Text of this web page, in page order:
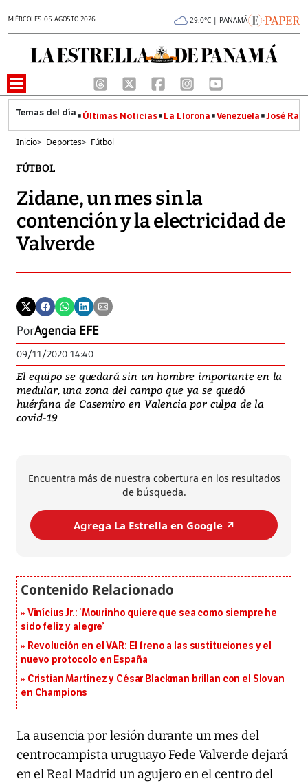
MIÉRCOLES 05 AGOSTO 2026 29.0°C | PANAMÁ
Últimas Noticias La Llorona Venezuela José
Inicio> Deportes> Fútbol
FÚTBOL
Zidane, un mes sin la
contención y la electricidad de
Valverde
PorAgencia EFE
09/11/2020 14:40
El equipo se quedará sin un hombre importante en la
medular, una zona del campo que ya se quedó
huérfana de Casemiro en Valencia por culpa de la
covid-19
Encuentra más de nuestra cobertura en los resultados
de búsqueda.
Agrega La Estrella en Google ↗️
Vinícius Jr.: ‘Mourinho quiere que sea como siempre he
sido feliz y alegre’
Revolución en el VAR: El freno a las sustituciones y el
nuevo protocolo en España
Cristian Martínez y César Blackman brillan con el Slovan
en Champions
La ausencia por lesión durante un mes del
centrocampista uruguayo Fede Valverde dejará
en el Real Madrid un agujero en el centro del